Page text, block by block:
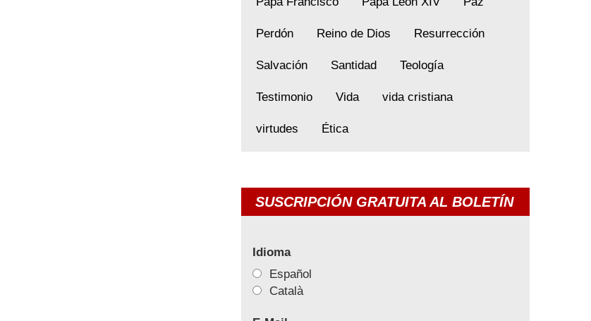
Perdón Reino de Dios Resurrección
Salvación Santidad Teología
Testimonio Vida vida cristiana
virtudes Ética
SUSCRIPCIÓN GRATUITA AL BOLETÍN
Idioma
Español
Català